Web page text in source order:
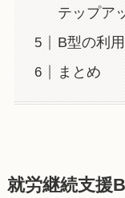
テップア
B型の利
まとめ
就労継続支援